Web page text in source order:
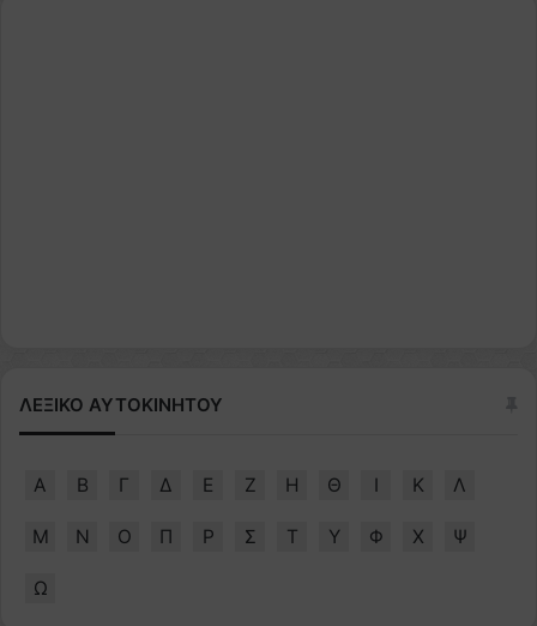
ΛΕΞΙΚΟ ΑΥΤΟΚΙΝΗΤΟΥ
Α Β Γ Δ Ε Ζ Η Θ Ι Κ Λ
Μ Ν Ο Π Ρ Σ Τ Υ Φ Χ Ψ
Ω